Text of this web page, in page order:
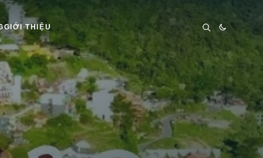
GIỚI THIỆU